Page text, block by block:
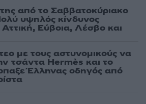
από το Σαββατοκύριακο
υψηλός κίνδυνος
Εύβοια, Λέσβο και
με τους αστυνομικούς να
τσάντα Hermès και το
Έλληνας οδηγός από